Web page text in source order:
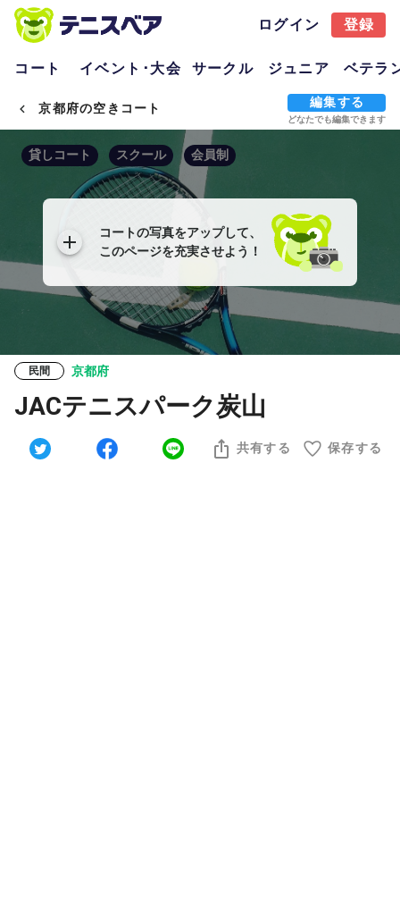
ログイン 登録
コート イベント･大会 サークル ジュニア ベテラ
京都府の空きコート 編集する
どなたでも編集できます
コートの写真をアップして、
このページを充実させよう！
貸しコート スクール 会員制
民間 京都府
JACテニスパーク炭山
共有する 保存する